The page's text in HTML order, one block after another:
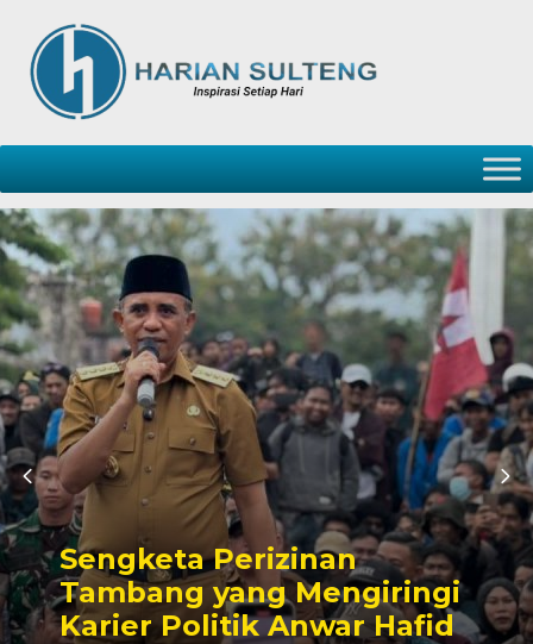
Perizinan
yang Mengiringi
Politik Anwar Hafid